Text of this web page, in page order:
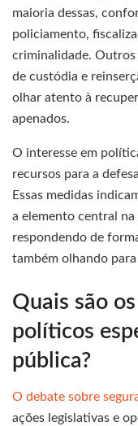
maioria dessas,
policiamento,
criminalidade.
de custódia e
olhar atento à
apenados.
O interesse em
recursos para a
Essas medidas
a elemento central
respondendo de
também olhando
Quais são
políticos
pública?
O debate sobre
ações legislativas e